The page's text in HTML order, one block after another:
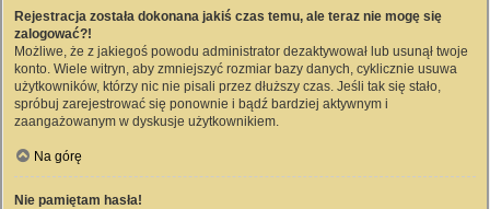
Rejestracja została dokonana jakiś czas temu, ale teraz nie mogę się
zalogować?!
Możliwe, że z jakiegoś powodu administrator dezaktywował lub usunął twoje
konto. Wiele witryn, aby zmniejszyć rozmiar bazy danych, cyklicznie usuwa
użytkowników, którzy nic nie pisali przez dłuższy czas. Jeśli tak się stało,
spróbuj zarejestrować się ponownie i bądź bardziej aktywnym i
zaangażowanym w dyskusje użytkownikiem.
Na górę
Nie pamiętam hasła!